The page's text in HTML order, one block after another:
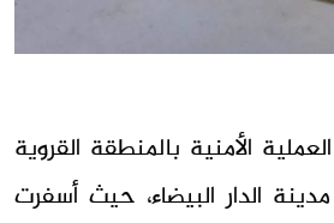
الأمنية بالمنطقة القروية
الدار البيضاء، حيث أسفرت